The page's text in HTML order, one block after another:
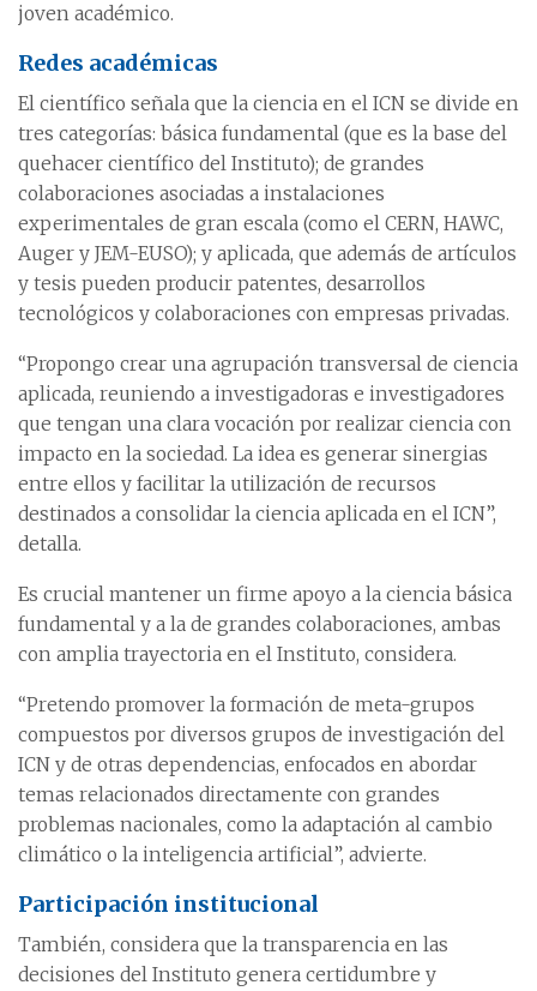
joven académico.
Redes académicas
El científico señala que la ciencia en el ICN se divide en
tres categorías: básica fundamental (que es la base del
quehacer científico del Instituto); de grandes
colaboraciones asociadas a instalaciones
experimentales de gran escala (como el CERN, HAWC,
Auger y JEM-EUSO); y aplicada, que además de artículos
y tesis pueden producir patentes, desarrollos
tecnológicos y colaboraciones con empresas privadas.
“Propongo crear una agrupación transversal de ciencia
aplicada, reuniendo a investigadoras e investigadores
que tengan una clara vocación por realizar ciencia con
impacto en la sociedad. La idea es generar sinergias
entre ellos y facilitar la utilización de recursos
destinados a consolidar la ciencia aplicada en el ICN”,
detalla.
Es crucial mantener un firme apoyo a la ciencia básica
fundamental y a la de grandes colaboraciones, ambas
con amplia trayectoria en el Instituto, considera.
“Pretendo promover la formación de meta-grupos
compuestos por diversos grupos de investigación del
ICN y de otras dependencias, enfocados en abordar
temas relacionados directamente con grandes
problemas nacionales, como la adaptación al cambio
climático o la inteligencia artificial”, advierte.
Participación institucional
También, considera que la transparencia en las
decisiones del Instituto genera certidumbre y